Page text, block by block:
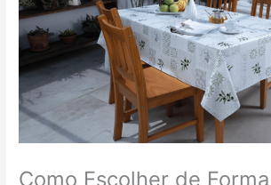
Como Escolher de